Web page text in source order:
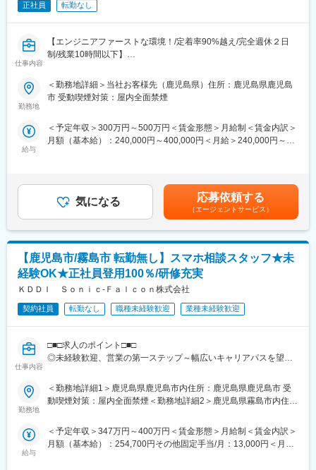
■組織構成：
鹿児島拠点は20代～50代の3名が所属しております。
■（株）ビジネスブレイン太田昭和と（株）NTTデータイントラマ
ートの資本が入った兄弟会社の（株）BBSマネージドサービスに
ます。
・出向先企業：株式会社BBSマネージドサービス
ビル
・事業内容：マネージドサービス事業、ITソフトウェア開発事業
正社員 転勤なし
仕事内容
【エンジニアファーストな環境！/定着率90%越え/完全週休２日
制/残業10時間以下】
■魅力点
当社社長はエンジニア出身で、当時の経験からエンジニアがイキ
仲間に囲まれながら、自分の頑張りが正しく評価される「居心地
の良い職場」を実現しています。そのため、直近数年で離職され
第一に考え、身に付くスキル／アサイン期間／職場環境などの条
件面も踏まえて、「なぜ、この案件に参画してほしいのか」まで
を説明し納得できたらアサインします。
・コミュニケーション重視：1on1やランチMTGなど、個別のコミ
ュニケーションを大切にし、メンバーとの信頼関係を築いていま
す。
・柔軟な働き方：案件の納期設定へも特別な配慮があり、月残業
平均10h以下、リモート可などワークライフバランスを重視され
■業務内容
業の大規模プロジェクトにて、提案、要件定義からテスト、リリ
ース、運用保守の全ての工程における開発作業を実施していただ
業務】
■案件情報
くことができます。また上場企業のシステム開発や大手メーカー
の商品開発にもチャレンジできます。（以下プロジェクト例）
勤務地
＜勤務地詳細＞当社お客様先（鹿児島県）住所：鹿児島県鹿児島
市 受動喫煙対策：屋内全面禁煙
給与
＜予定年収＞300万円～500万円＜賃金形態＞月給制＜賃金内訳＞
月額（基本給）：240,000円～400,000円＜月給＞240,000円～
す。月給(月額)は固定手当を含めた表記です。
気になる 応募依頼する
（エージェントサービス）
【鹿児島市/霧島市 転勤無し】スマホ相談スタッフ★未
経験OK★正社員登用100％/研修充実
ＫＤＤＩ Ｓｏｎｉｃ‐Ｆａｌｃｏｎ株式会社
契約社員 転勤なし 職種未経験歓迎 業種未経験歓迎
仕事内容
□■□求人のポイント□■□
◎未経験歓迎、営業の第一ステップ～幅広いキャリアパスを望め
◎ご自宅から通える範囲での配属、転勤無し！
◎正社員登用率100％！資格手当ありで着実にステップアップで
迎！
勤務地
＜勤務地詳細1＞鹿児島県鹿児島市内住所：鹿児島県鹿児島市 受
動喫煙対策：屋内全面禁煙＜勤務地詳細2＞鹿児島県霧島市内住
文参照
給与
＜予定年収＞347万円～400万円＜賃金形態＞月給制＜賃金内訳＞
月額（基本給）：254,700円その他固定手当/月：13,000円＜月給